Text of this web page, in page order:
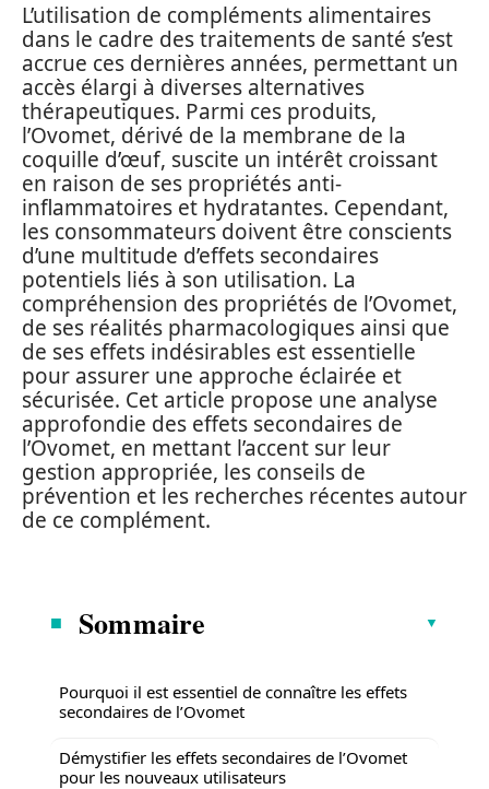
L’utilisation de compléments alimentaires
dans le cadre des traitements de santé s’est
accrue ces dernières années, permettant un
accès élargi à diverses alternatives
thérapeutiques. Parmi ces produits,
l’Ovomet, dérivé de la membrane de la
coquille d’œuf, suscite un intérêt croissant
en raison de ses propriétés anti-
inflammatoires et hydratantes. Cependant,
les consommateurs doivent être conscients
d’une multitude d’effets secondaires
potentiels liés à son utilisation. La
compréhension des propriétés de l’Ovomet,
de ses réalités pharmacologiques ainsi que
de ses effets indésirables est essentielle
pour assurer une approche éclairée et
sécurisée. Cet article propose une analyse
approfondie des effets secondaires de
l’Ovomet, en mettant l’accent sur leur
gestion appropriée, les conseils de
prévention et les recherches récentes autour
de ce complément.
Sommaire
Pourquoi il est essentiel de connaître les effets
secondaires de l’Ovomet
Démystifier les effets secondaires de l’Ovomet
pour les nouveaux utilisateurs